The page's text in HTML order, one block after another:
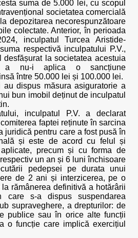
suma de 5.000 lei, cu scopul
societatea comercială
depozitarea necorespunzătoare
colectate. Anterior, în perioada
inculpatul Turcea Aristide-
respectivă inculpatului P.V.,
desfășurat la societatea acestuia
a nu-i aplica o sancțiune
între 50.000 lei și 100.000 lei.
au dispus măsura asiguratorie a
bun imobil deținut de inculpatul
inculpatul P.V. a declarat
faptei reținute în sarcina
juridică pentru care a fost pusă în
și este de acord cu felul și
precum și cu forma de
un an și 6 luni închisoare
pedepsei pe durata unui
de 2 ani și interzicerea, pe o
rămânerea definitivă a hotărârii
care s-a dispus suspendarea
supraveghere, a drepturilor: de
publice sau în orice alte funcții
o funcție care implică exercițiul